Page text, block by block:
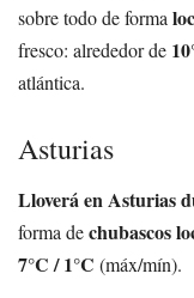
sobre todo de forma
fresco: alrededor de
atlántica.
Asturias
Lloverá en Asturias
forma dechubascos
7°C / 1°C (máx/mín).